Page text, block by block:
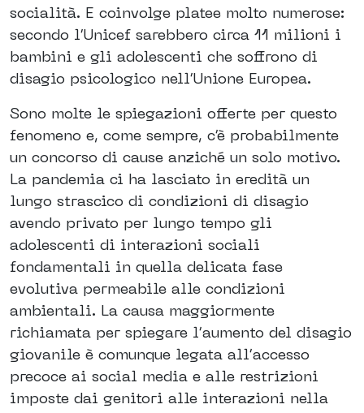
socialità. E coinvolge platee molto numerose:
secondo l’Unicef sarebbero circa 11 milioni i
bambini e gli adolescenti che soffrono di
disagio psicologico nell’Unione Europea.
Sono molte le spiegazioni offerte per questo
fenomeno e, come sempre, c’è probabilmente
un concorso di cause anziché un solo motivo.
La pandemia ci ha lasciato in eredità un
lungo strascico di condizioni di disagio
avendo privato per lungo tempo gli
adolescenti di interazioni sociali
fondamentali in quella delicata fase
evolutiva permeabile alle condizioni
ambientali. La causa maggiormente
richiamata per spiegare l’aumento del disagio
giovanile è comunque legata all’accesso
precoce ai social media e alle restrizioni
imposte dai genitori alle interazioni nella